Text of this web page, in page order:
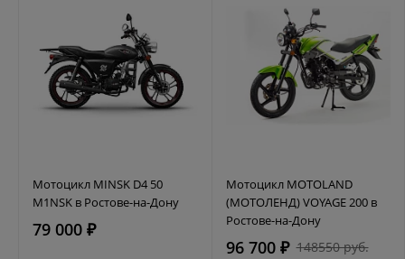
Мотоцикл MINSK D4 50
M1NSK в Ростове-на-Дону
79 000 ₽
Мотоцикл MOTOLAND
(МОТОЛЕНД) VOYAGE 200 в
Ростове-на-Дону
96 700 ₽ 148550 руб.